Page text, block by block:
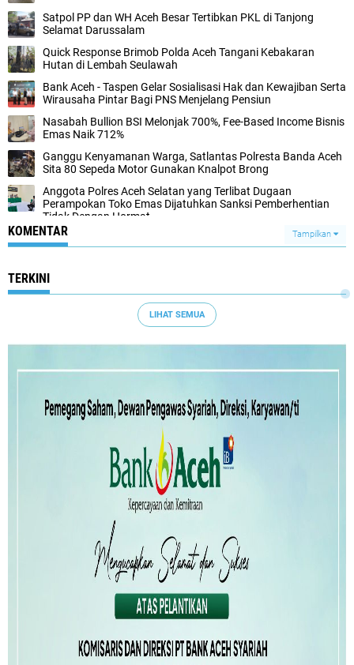
Satpol PP dan WH Aceh Besar Tertibkan PKL di Tanjong
Selamat Darussalam
Quick Response Brimob Polda Aceh Tangani Kebakaran
Hutan di Lembah Seulawah
Bank Aceh - Taspen Gelar Sosialisasi Hak dan Kewajiban Serta
Wirausaha Pintar Bagi PNS Menjelang Pensiun
Nasabah Bullion BSI Melonjak 700%, Fee-Based Income Bisnis
Emas Naik 712%
Ganggu Kenyamanan Warga, Satlantas Polresta Banda Aceh
Sita 80 Sepeda Motor Gunakan Knalpot Brong
Anggota Polres Aceh Selatan yang Terlibat Dugaan
Perampokan Toko Emas Dijatuhkan Sanksi Pemberhentian
Tidak Dengan Hormat
KOMENTAR Tampilkan
TERKINI
LIHAT SEMUA